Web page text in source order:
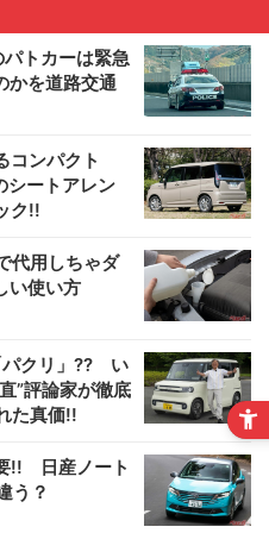
トカーは緊急
かを道路交通
コンパクト
ートアレン
ク!!
代用しちゃダ
い使い方
パクリ」?? い
”評論家が徹底
た真価!!
!! 日産ノート
う？